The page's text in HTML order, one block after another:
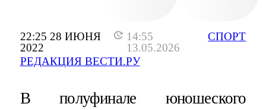
22:25 28 ИЮНЯ
2022
14:55
13.05.2026
РЕДАКЦИЯ ВЕСТИ.РУ
СПОРТ
В полуфинале юношеского